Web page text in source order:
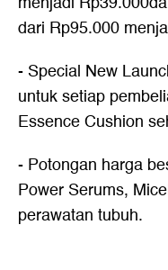
dari Rp95.000
- Special New
untuk setiap
Essence Cushion
- Potongan harga
Power Serums,
perawatan tubuh.